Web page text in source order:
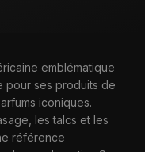
emblématique
pour ses produits de
iconiques.
les talcs et les
référence